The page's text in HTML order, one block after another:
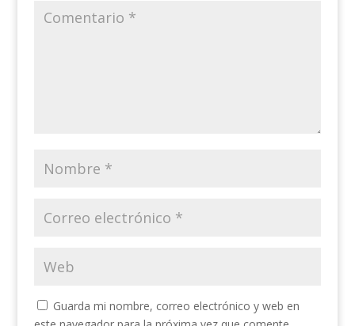
Guarda mi nombre, correo electrónico y web en